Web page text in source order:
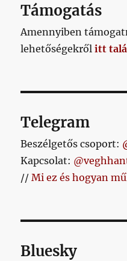
Támogatás
Amennyiben
lehetőségekrőlitt
Telegram
Beszélgetős csoport:
Kapcsolat:
//Mi ez és hogyan
Bluesky